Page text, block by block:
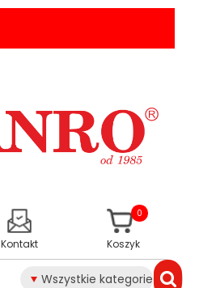
Wszystkie kategorie
Kontakt Koszyk
0